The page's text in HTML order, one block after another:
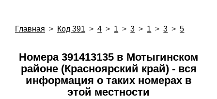
Главная > Код 391 > 4 > 1 > 3 > 1 > 3 > 5
Номера 391413135 в Мотыгинском
районе (Красноярский край) - вся
информация о таких номерах в
этой местности